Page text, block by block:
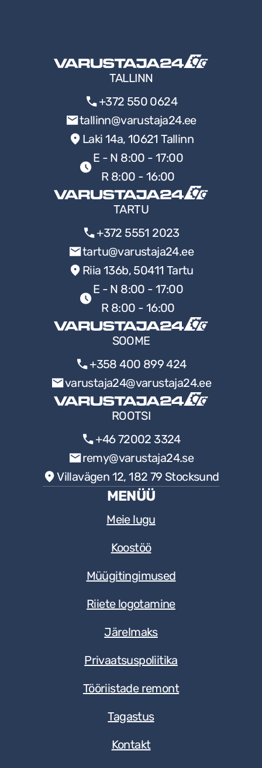
TALLINN
+372 550 0624
tallinn@varustaja24.ee
Laki 14a, 10621 Tallinn
E - N 8:00 - 17:00
R 8:00 - 16:00
TARTU
+372 5551 2023
tartu@varustaja24.ee
Riia 136b, 50411 Tartu
E - N 8:00 - 17:00
R 8:00 - 16:00
SOOME
+358 400 899 424
varustaja24@varustaja24.ee
ROOTSI
+46 72002 3324
remy@varustaja24.se
Villavägen 12, 182 79 Stocksund
MENÜÜ
Meie lugu
Koostöö
Müügitingimused
Riiete logotamine
Järelmaks
Privaatsuspoliitika
Tööriistade remont
Tagastus
Kontakt